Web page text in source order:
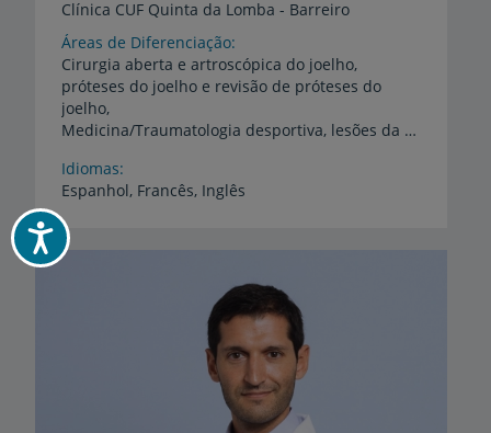
Acessibilidade
Clínica CUF Quinta da Lomba - Barreiro
Áreas de Diferenciação
Cirurgia aberta e artroscópica do joelho,
próteses do joelho e revisão de próteses do
joelho,
Medicina/Traumatologia desportiva, lesões da cartilagem, rotura do ligamento cruzado anterior e posterior: ligamentoplastias LCA e LCP; Leões meniscais: suturas meniscais; osteotomias da tibia e fémur
Idiomas
Espanhol, Francês, Inglês